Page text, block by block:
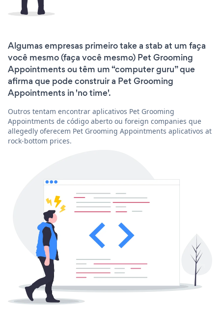
Algumas empresas primeiro take a stab at um faça
você mesmo (faça você mesmo) Pet Grooming
Appointments ou têm um “computer guru” que
afirma que pode construir a Pet Grooming
Appointments in 'no time'.
Outros tentam encontrar aplicativos Pet Grooming
Appointments de código aberto ou foreign companies que
allegedly oferecem Pet Grooming Appointments aplicativos at
rock-bottom prices.